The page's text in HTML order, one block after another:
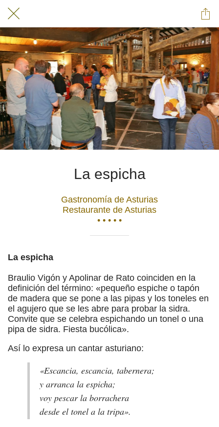
La espicha
Gastronomía de Asturias
Restaurante de Asturias
• • • • •
La espicha
Braulio Vigón y Apolinar de Rato coinciden en la
definición del término: «pequeño espiche o tapón
de madera que se pone a las pipas y los toneles en
el agujero que se les abre para probar la sidra.
Convite que se celebra espichando un tonel o una
pipa de sidra. Fiesta bucólica».
Así lo expresa un cantar asturiano:
«Escancia, escancia, tabernera;
y arranca la espicha;
voy pescar la borrachera
desde el tonel a la tripa».